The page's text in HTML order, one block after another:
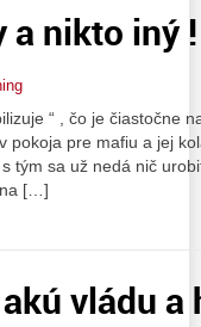
a nikto iný !
“ , čo je čiastočne
pokoja pre mafiu a jej
tým sa už nedá nič
na […]
vládu